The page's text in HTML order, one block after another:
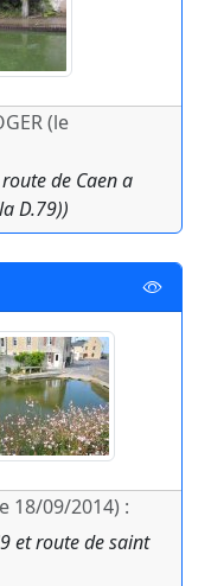
(le
de Caen a
D.79))
18/09/2014) :
et route de saint